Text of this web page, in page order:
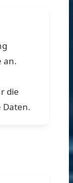
an.
die
Daten.